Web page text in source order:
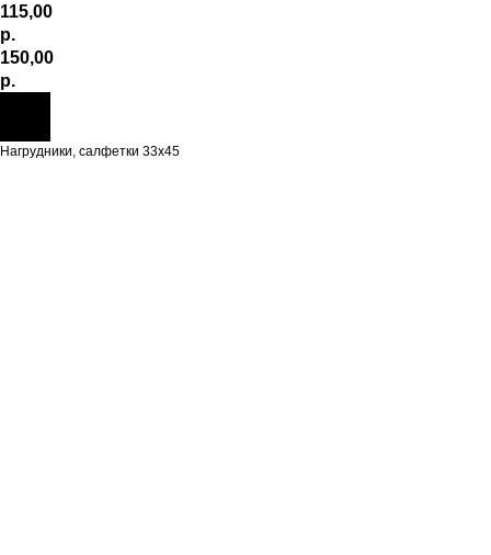
115,00
р.
150,00
р.
Нагрудники, салфетки 33х45